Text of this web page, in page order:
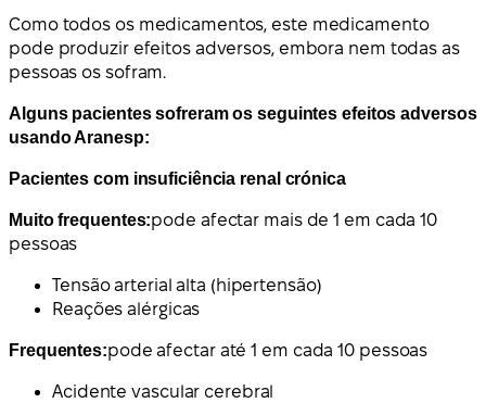
Como todos os medicamentos, este medicamento
pode produzir efeitos adversos, embora nem todas as
pessoas os sofram.
Alguns pacientes sofreram os seguintes efeitos adversos
usando Aranesp:
Pacientes com insuficiência renal crónica
Muito frequentes:pode afectar mais de 1 em cada 10
pessoas
Tensão arterial alta (hipertensão)
Reações alérgicas
Frequentes:pode afectar até 1 em cada 10 pessoas
Acidente vascular cerebral